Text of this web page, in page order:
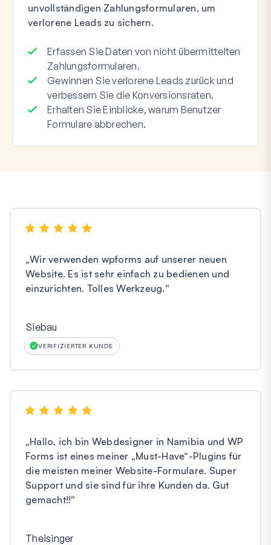
unvollständigen Zahlungsformularen, um
verlorene Leads zu sichern.
Erfassen Sie Daten von nicht übermittelten
Zahlungsformularen.
Gewinnen Sie verlorene Leads zurück und
verbessern Sie die Konversionsraten.
Erhalten Sie Einblicke, warum Benutzer
Formulare abbrechen.
„Wir verwenden wpforms auf unserer neuen
Website. Es ist sehr einfach zu bedienen und
einzurichten. Tolles Werkzeug.“
Siebau
VERIFIZIERTER KUNDE
„Hallo, ich bin Webdesigner in Namibia und WP
Forms ist eines meiner „Must-Have“-Plugins für
die meisten meiner Website-Formulare. Super
Support und sie sind für ihre Kunden da. Gut
gemacht!!“
Theisinger